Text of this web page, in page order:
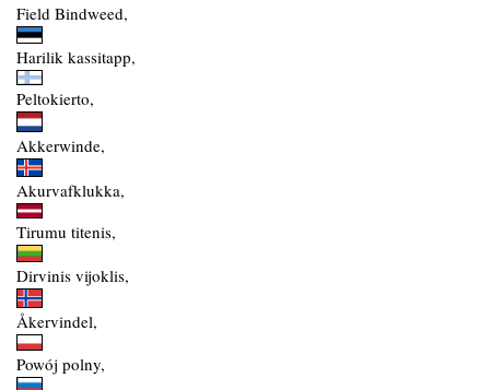
Field Bindweed,
Harilik kassitapp,
Peltokierto,
Akkerwinde,
Akurvafklukka,
Tirumu titenis,
Dirvinis vijoklis,
Åkervindel,
Powój polny,